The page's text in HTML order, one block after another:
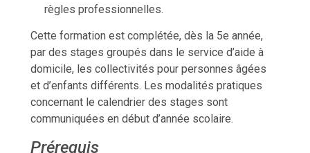
règles professionnelles.
Cette formation est complétée, dès la 5e année,
par des stages groupés dans le service d’aide à
domicile, les collectivités pour personnes âgées
et d’enfants différents. Les modalités pratiques
concernant le calendrier des stages sont
communiquées en début d’année scolaire.
Prérequis